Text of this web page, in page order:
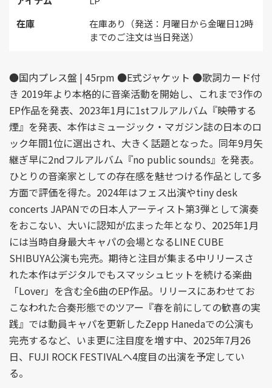
在庫
在庫あり（発送：月曜日から金曜日12時
までのご注文は当日発送）
●国内プレス盤 | 45rpm ●E式ジャケット ●歌詞カード付
き 2019年より本格的に音楽活動を開始し、これまで3作の
EP作品を発表、2023年1月に1stフルアルバム『映帶する
煙』を発表、本作はミュージック・マガジン誌の日本のロ
ック年間1位に選出され、大きく話題となった。同年9月矢
継ぎ早に2ndフルアルバム『no public sounds』を発表。
ひとりの音楽家としての存在感を魅せつける作品として多
方面で評価を得た。2024年はフェス出演やtiny desk
concerts JAPANでの日本人アーティスト第3弾として演奏
をおこない、大いに認知が広まった年となり、2025年1月
には当時自身最大キャパの会場となるLINE CUBE
SHIBUYA公演も完売。期待と注目が集まる中リリースさ
れた本作はデジタルでもスマッシュヒットを続ける楽曲
「Lover」を含む全6曲のEP作品。リリースにあわせてお
こなわれた合奏形態でのツアー『春を前にしての歓喜の実
践』では動員キャパを更新したZepp Hanedaでの公演も
完売するなど、いま更に注目度を増す中、2025年7月26
日、FUJI ROCK FESTIVALへ4度目の出演を予定してい
る。